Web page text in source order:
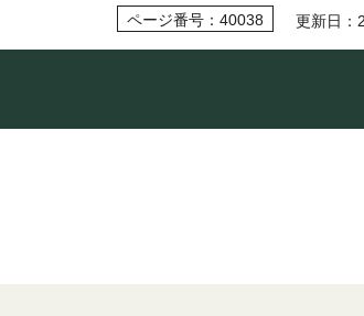
ページ番号：40038 更新日：